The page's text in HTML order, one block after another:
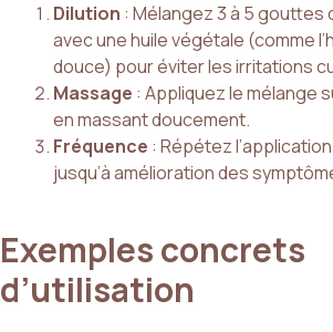
Dilution : Mélangez 3 à 5 gouttes
avec une huile végétale (comme
douce) pour éviter les irritations
Massage : Appliquez le mélange
en massant doucement.
Fréquence : Répétez
jusqu’à amélioration des
Exemples concrets
d’utilisation